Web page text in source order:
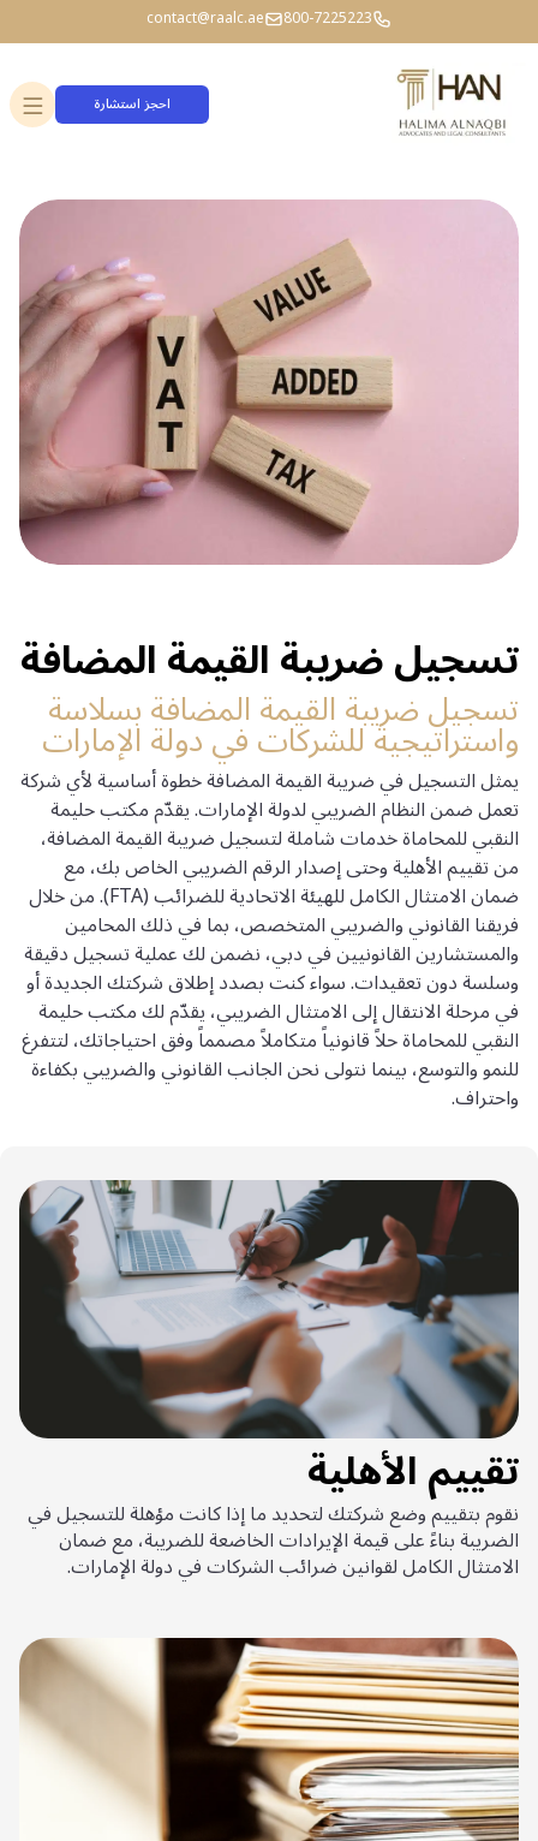
800-7225223
contact@raalc.ae
احجز استشارة
تسجيل ضريبة القيمة المضافة
تسجيل ضريبة القيمة المضافة بسلاسة
واستراتيجية للشركات في دولة الإمارات
يمثل التسجيل في ضريبة القيمة المضافة خطوة أساسية لأي شركة
تعمل ضمن النظام الضريبي لدولة الإمارات. يقدّم مكتب حليمة
النقبي للمحاماة خدمات شاملة لتسجيل ضريبة القيمة المضافة،
من تقييم الأهلية وحتى إصدار الرقم الضريبي الخاص بك، مع
ضمان الامتثال الكامل للهيئة الاتحادية للضرائب (FTA). من خلال
فريقنا القانوني والضريبي المتخصص، بما في ذلك المحامين
والمستشارين القانونيين في دبي، نضمن لك عملية تسجيل دقيقة
وسلسة دون تعقيدات. سواء كنت بصدد إطلاق شركتك الجديدة أو
في مرحلة الانتقال إلى الامتثال الضريبي، يقدّم لك مكتب حليمة
النقبي للمحاماة حلاً قانونياً متكاملاً مصمماً وفق احتياجاتك، لتتفرغ
للنمو والتوسع، بينما نتولى نحن الجانب القانوني والضريبي بكفاءة
واحتراف.
تقييم الأهلية
نقوم بتقييم وضع شركتك لتحديد ما إذا كانت مؤهلة للتسجيل في
الضريبة بناءً على قيمة الإيرادات الخاضعة للضريبة، مع ضمان
الامتثال الكامل لقوانين ضرائب الشركات في دولة الإمارات.